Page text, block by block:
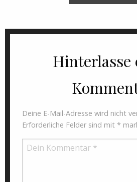
Hinterlasse
Deine E-Mail-Adresse wird nicht
Erforderliche Felder sind mit *